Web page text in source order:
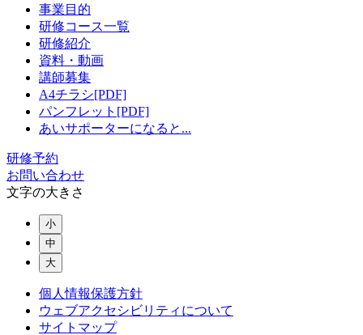
事業目的
研修コース一覧
研修紹介
資料・動画
講師募集
A4チラシ[PDF]
パンフレット[PDF]
あいサポーターになると...
研修予約
お問い合わせ
文字の大きさ
小
中
大
個人情報保護方針
ウェブアクセシビリティについて
サイトマップ